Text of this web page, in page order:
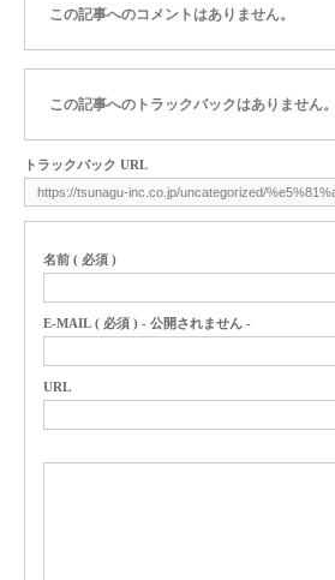
この記事へのコメントはありません。
この記事へのトラックバックはありません。
トラックバック URL
名前 ( 必須 )
E-MAIL ( 必須 ) - 公開されません -
URL